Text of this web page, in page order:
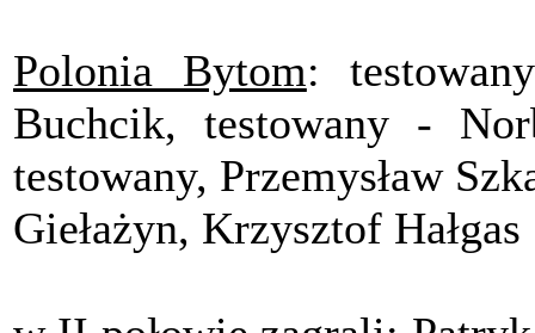
Polonia Bytom:
Buchcik, testowany -
testowany, Przemysław
Giełażyn, Krzysztof Hałgas